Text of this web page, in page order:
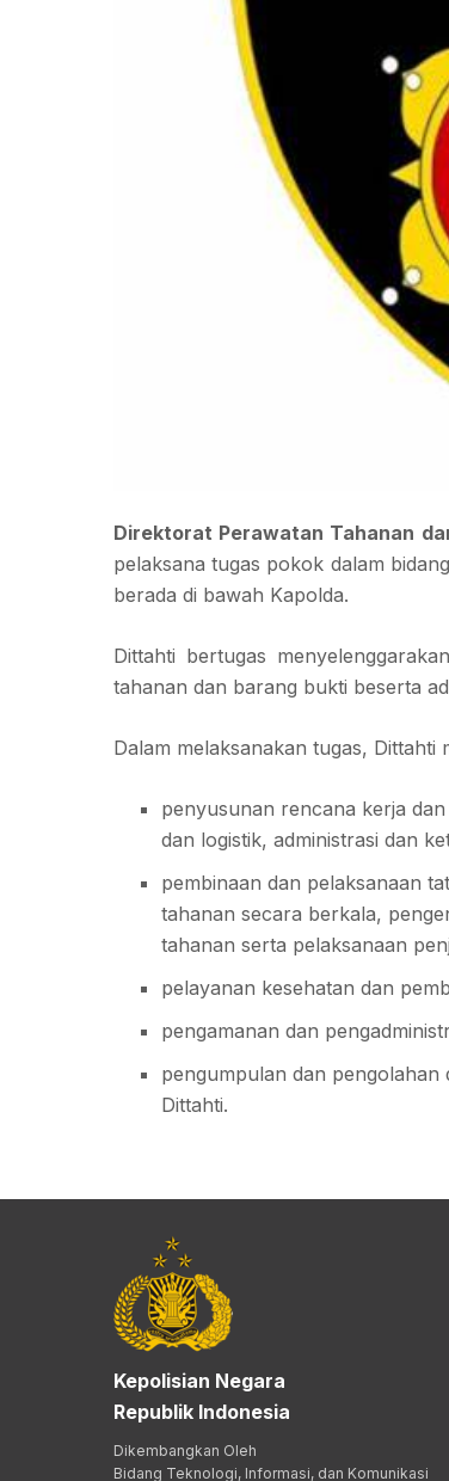
Direktorat Perawatan Tahanan
pelaksana tugas pokok dalam
berada di bawah Kapolda.
Dittahti bertugas
tahanan dan barang bukti beserta
Dalam melaksanakan tugas, Dittahti
penyusunan rencana kerja
dan logistik, administrasi dan
pembinaan dan pelaksanaan
tahanan secara berkala,
tahanan serta pelaksanaan
pelayanan kesehatan dan
pengamanan dan
pengumpulan dan pengolahan
Dittahti.
Kepolisian Negara
Republik Indonesia
Dikembangkan Oleh
Bidang Teknologi, Informasi, dan Komunikasi